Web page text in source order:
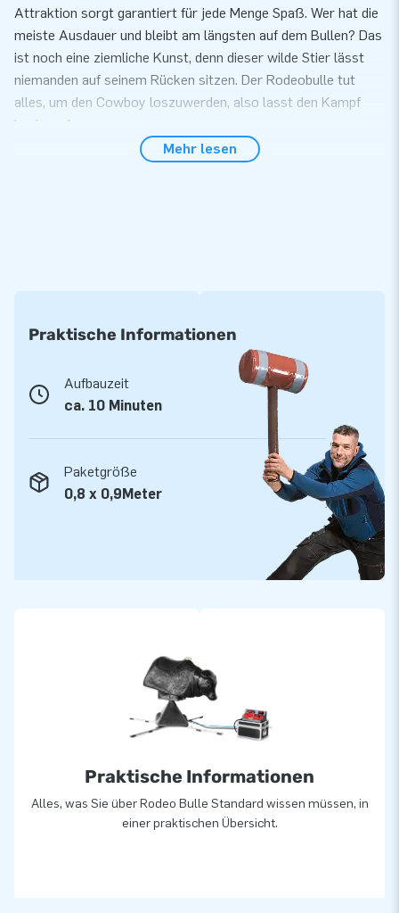
Attraktion sorgt garantiert für jede Menge Spaß. Wer hat die
meiste Ausdauer und bleibt am längsten auf dem Bullen? Das
ist noch eine ziemliche Kunst, denn dieser wilde Stier lässt
niemanden auf seinem Rücken sitzen. Der Rodeobulle tut
alles, um den Cowboy loszuwerden, also lasst den Kampf
beginnen!
Dieser Rodeobulle wird mit Steuerpult geliefert
auch mit einer praktischen Bedienungsanleitung geliefert. Und
selbstverständlich erhalten Sie auch eine Garantie darauf.
Bestellen Sie diesen mechanischen Bullen und bieten Sie Ihren
Kunden ein aufregendes und lustiges Erlebnis.
JB Hüpfburg: mehr als 15 Jahre Erfahrung
Wir haben bereits mehr als 15.000 Menschen weltweit vor
Freude springen lassen. Oft buchstäblich. Unser Team aus
Designern, Entwicklern und Logistikmitarbeitern liefert
einzigartige aufblasbare Attraktionen auf großartige Weise!
Unsere Kunden können sich auf unseren professionellen
Service und unsere Lieferung verlassen. Deshalb nennt man
Mehr lesen
Praktische Informationen
Aufbauzeit
ca. 10 Minuten
Paketgröße
0,8 x 0,9Meter
Praktische Informationen
Alles, was Sie über Rodeo Bulle Standard wissen müssen, in
einer praktischen Übersicht.